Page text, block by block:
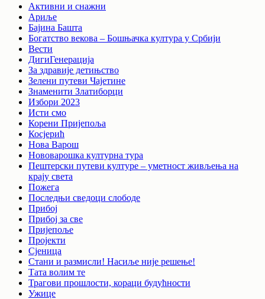
Активни и снажни
Ариље
Бајина Башта
Богатство векова – Бошњачка култура у Србији
Вести
ДигиГенерација
За здравије детињство
Зелени путеви Чајетине
Знаменити Златиборци
Избори 2023
Исти смо
Корени Пријепоља
Косјерић
Нова Варош
Нововарошка културна тура
Пештерски путеви културе – уметност живљења на
крају света
Пожега
Последњи сведоци слободе
Прибој
Прибој за све
Пријепоље
Пројекти
Сјеница
Стани и размисли! Насиље није решење!
Тата волим те
Трагови прошлости, кораци будућности
Ужице